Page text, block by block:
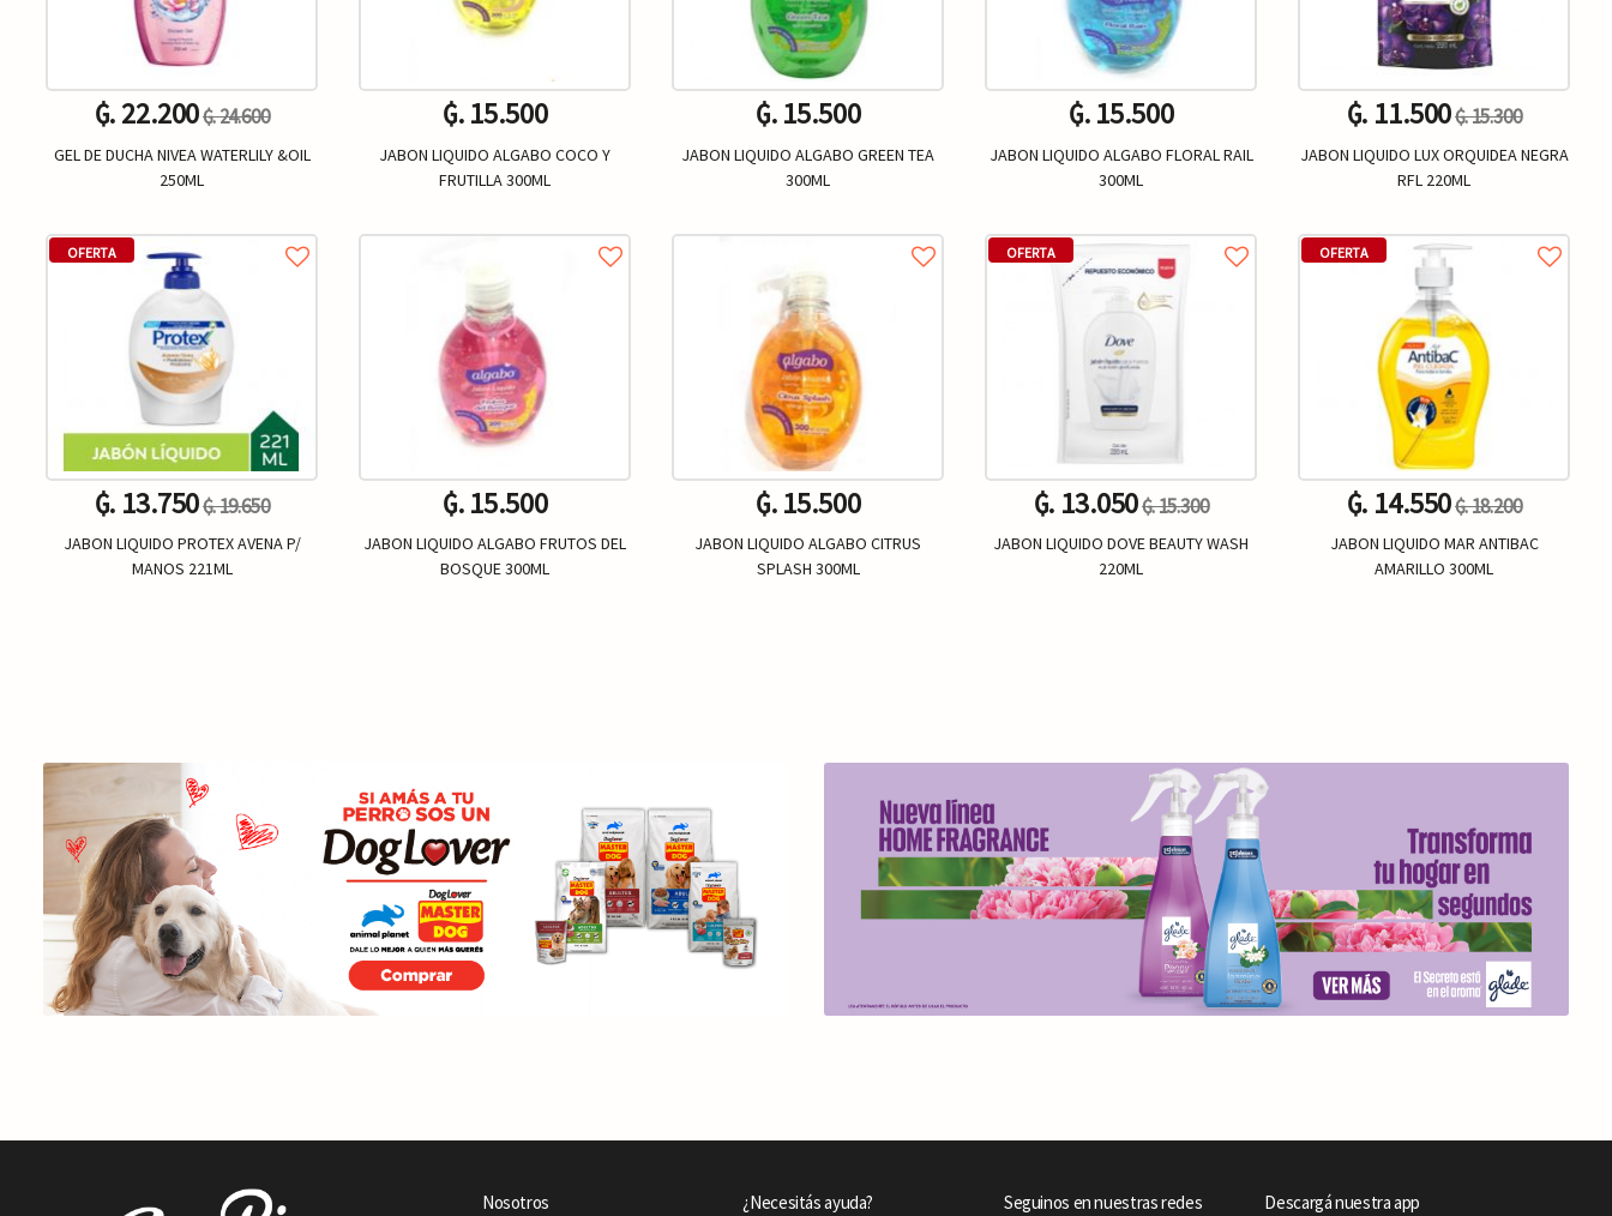
₲. 22.200₲. 24.600
GEL DE DUCHA NIVEA WATERLILY &OIL
250ML
OFERTA
₲. 13.750₲. 19.650
JABON LIQUIDO PROTEX AVENA P/
MANOS 221ML
₲. 15.500
JABON LIQUIDO ALGABO COCO Y
FRUTILLA 300ML
₲. 15.500
JABON LIQUIDO ALGABO FRUTOS DEL
BOSQUE 300ML
₲. 15.500
JABON LIQUIDO ALGABO GREEN TEA
300ML
₲. 15.500
JABON LIQUIDO ALGABO CITRUS
SPLASH 300ML
₲. 15.500
JABON LIQUIDO ALGABO FLORAL RAIL
300ML
OFERTA
₲. 13.050₲. 15.300
JABON LIQUIDO DOVE BEAUTY WASH
220ML
₲. 11.500₲. 15.300
JABON LIQUIDO LUX ORQUIDEA NEGRA
RFL 220ML
OFERTA
₲. 14.550₲. 18.200
JABON LIQUIDO MAR ANTIBAC
AMARILLO 300ML
Nosotros ¿Necesitás ayuda? Seguinos en nuestras redes Descargá nuestra app